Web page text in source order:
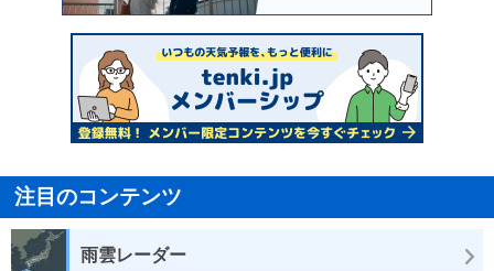
注目のコンテンツ
雨雲レーダー